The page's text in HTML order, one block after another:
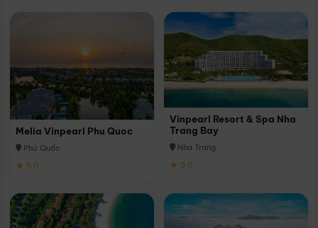
Melia Vinpearl Phu Quoc
Phú Quốc
★ 5.0
Vinpearl Resort & Spa Nha
Trang Bay
Nha Trang
★ 5.0